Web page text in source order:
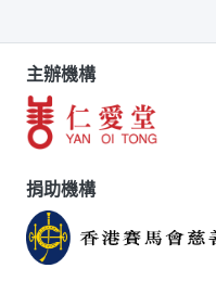
主辦機構
捐助機構